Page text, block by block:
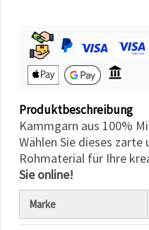
Alle
akzeptieren
Cookie-
Produktbeschreibung
Kammgarn aus 100%
Wählen Sie dieses
Rohmaterial für Ihre
Sie online!
Marke